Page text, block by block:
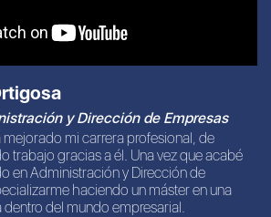
y Dirección de Empresas
mejorado mi carrera profesional, de
trabajo gracias a él. Una vez que acabé
en Administración y Dirección de
haciendo un máster en una
del mundo empresarial.